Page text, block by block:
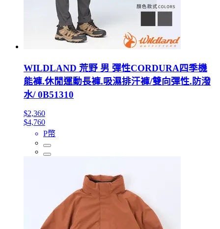
WILDLAND 荒野 男 彈性CORDURA四季機
能褲.休閒運動長褲.吸濕排汗褲/雙向彈性.防潑
水/ 0B51310
$2,360
$4,760
P幣